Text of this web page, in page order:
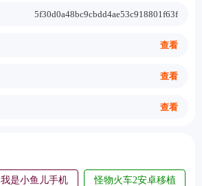
5f30d0a48bc9cbdd4ae53c918801f63f
查看
查看
查看
我是小鱼儿手机
怪物火车2安卓移植